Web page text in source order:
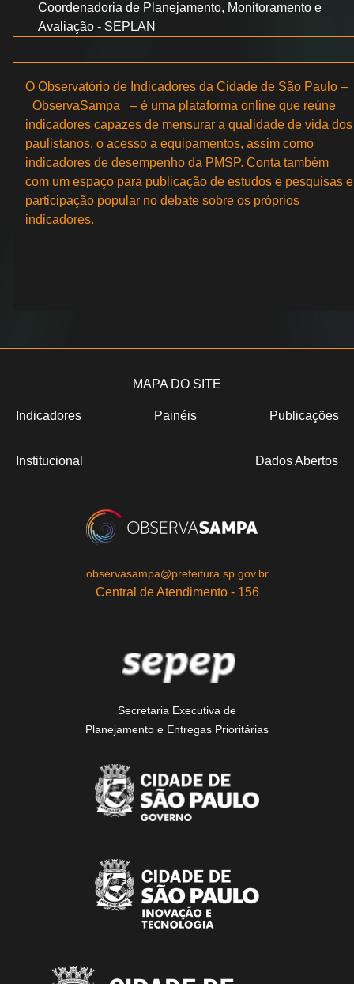
Coordenadoria de Planejamento, Monitoramento e
Avaliação - SEPLAN
O Observatório de Indicadores da Cidade de São Paulo –
_ObservaSampa_ – é uma plataforma online que reúne
indicadores capazes de mensurar a qualidade de vida dos
paulistanos, o acesso a equipamentos, assim como
indicadores de desempenho da PMSP. Conta também
com um espaço para publicação de estudos e pesquisas e
participação popular no debate sobre os próprios
indicadores.
MAPA DO SITE
Indicadores Painéis Publicações
Institucional Dados Abertos
observasampa@prefeitura.sp.gov.br
Central de Atendimento - 156
Secretaria Executiva de
Planejamento e Entregas Prioritárias